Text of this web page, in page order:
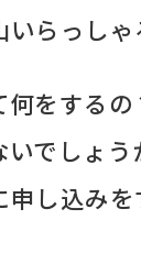
らっしゃ
をする
でしょう
し込みを